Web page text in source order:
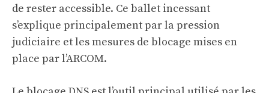
de rester accessible. Ce ballet incessant
s’explique principalement par la pression
judiciaire et les mesures de blocage mises en
place par l’ARCOM.